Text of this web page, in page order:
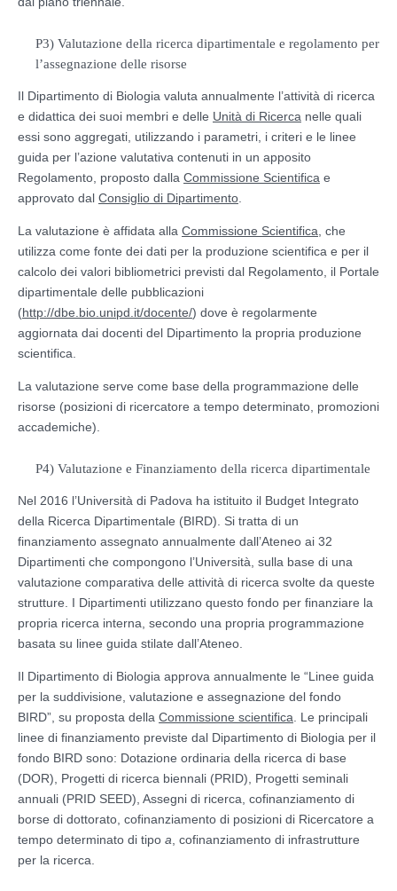
P3) Valutazione della ricerca dipartimentale e regolamento per
l’assegnazione delle risorse
Il Dipartimento di Biologia valuta annualmente l’attività di ricerca
e didattica dei suoi membri e delle Unità di Ricerca nelle quali
essi sono aggregati, utilizzando i parametri, i criteri e le linee
guida per l’azione valutativa contenuti in un apposito
Regolamento, proposto dalla Commissione Scientifica e
approvato dal Consiglio di Dipartimento.
La valutazione è affidata alla Commissione Scientifica, che
utilizza come fonte dei dati per la produzione scientifica e per il
calcolo dei valori bibliometrici previsti dal Regolamento, il Portale
dipartimentale delle pubblicazioni
(http://dbe.bio.unipd.it/docente/) dove è regolarmente
aggiornata dai docenti del Dipartimento la propria produzione
scientifica.
La valutazione serve come base della programmazione delle
risorse (posizioni di ricercatore a tempo determinato, promozioni
accademiche).
P4) Valutazione e Finanziamento della ricerca dipartimentale
Nel 2016 l’Università di Padova ha istituito il Budget Integrato
della Ricerca Dipartimentale (BIRD). Si tratta di un
finanziamento assegnato annualmente dall’Ateneo ai 32
Dipartimenti che compongono l’Università, sulla base di una
valutazione comparativa delle attività di ricerca svolte da queste
strutture. I Dipartimenti utilizzano questo fondo per finanziare la
propria ricerca interna, secondo una propria programmazione
basata su linee guida stilate dall’Ateneo.
Il Dipartimento di Biologia approva annualmente le “Linee guida
per la suddivisione, valutazione e assegnazione del fondo
BIRD”, su proposta della Commissione scientifica. Le principali
linee di finanziamento previste dal Dipartimento di Biologia per il
fondo BIRD sono: Dotazione ordinaria della ricerca di base
(DOR), Progetti di ricerca biennali (PRID), Progetti seminali
annuali (PRID SEED), Assegni di ricerca, cofinanziamento di
borse di dottorato, cofinanziamento di posizioni di Ricercatore a
tempo determinato di tipo a, cofinanziamento di infrastrutture
per la ricerca.